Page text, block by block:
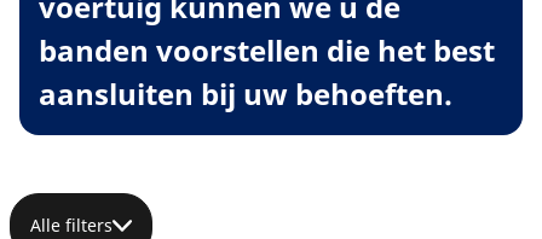
banden voorstellen die het best
aansluiten bij uw behoeften.
Alle filters